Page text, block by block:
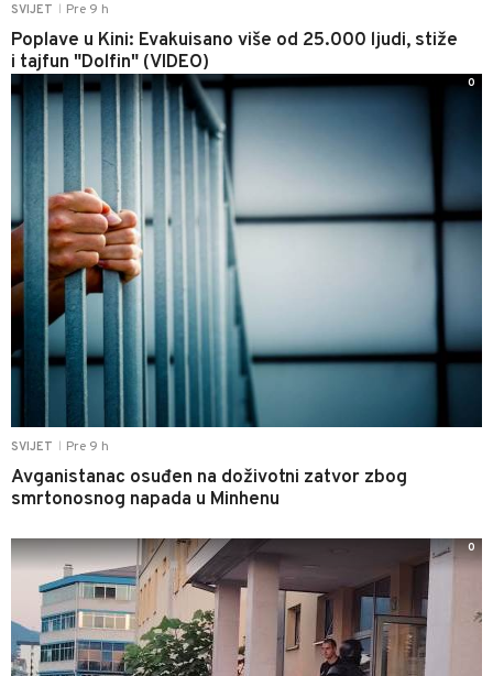
SVIJET Pre 9 h
Poplave u Kini: Evakuisano više od 25.000 ljudi, stiže
i tajfun "Dolfin" (VIDEO)
SVIJET Pre 9 h
Avganistanac osuđen na doživotni zatvor zbog
smrtonosnog napada u Minhenu
0
0